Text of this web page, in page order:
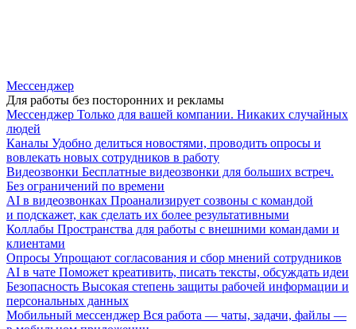
Мессенджер
Для работы без посторонних и рекламы
Мессенджер Только для вашей компании. Никаких случайных
людей
Каналы Удобно делиться новостями, проводить опросы и
вовлекать новых сотрудников в работу
Видеозвонки Бесплатные видеозвонки для больших встреч.
Без ограничений по времени
AI в видеозвонках Проанализирует созвоны с командой
и подскажет, как сделать их более результативными
Коллабы Пространства для работы с внешними командами и
клиентами
Опросы Упрощают согласования и сбор мнений сотрудников
AI в чате Поможет креативить, писать тексты, обсуждать идеи
Безопасность Высокая степень защиты рабочей информации и
персональных данных
Мобильный мессенджер Вся работа — чаты, задачи, файлы —